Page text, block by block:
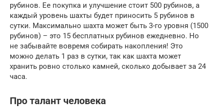
рубинов. Ее покупка и улучшение стоит 500 рубинов, а
каждый уровень шахты будет приносить 5 рубинов в
сутки. Максимально шахта может быть 3-го уровня (1500
рубинов) – это 15 бесплатных рубинов ежедневно. Но
не забывайте вовремя собирать накопления! Это
можно делать 1 раз в сутки, так как шахта может
хранить ровно столько камней, сколько добывает за 24
часа.
Про талант человека